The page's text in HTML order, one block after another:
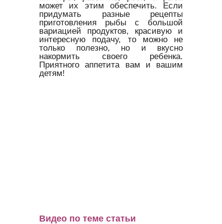
может их этим обеспечить. Если
придумать разные рецепты
приготовления рыбы с большой
вариацией продуктов, красивую и
интересную подачу, то можно не
только полезно, но и вкусно
накормить своего ребенка.
Приятного аппетита вам и вашим
детям!
Видео по теме статьи